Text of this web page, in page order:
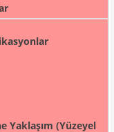
Yaklaşım (Yüzeyel